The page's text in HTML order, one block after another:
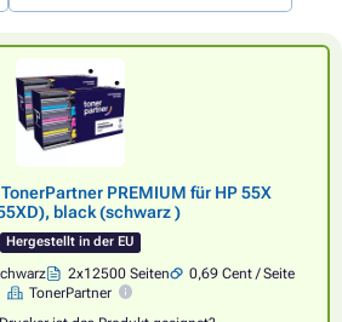
PREMIUM für HP 55X
black (schwarz )
Hergestellt in der EU
2x12500 Seiten
0,69 Cent / Seite
TonerPartner